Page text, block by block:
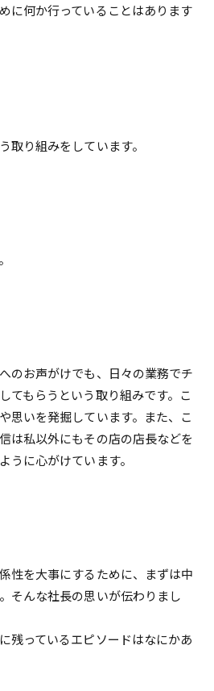
に何か行っていることはあります
取り組みをしています。
のお声がけでも、日々の業務でチ
てもらうという取り組みです。こ
思いを発掘しています。また、こ
は私以外にもその店の店長などを
うに心がけています。
性を大事にするために、まずは中
そんな社長の思いが伝わりまし
残っているエピソードはなにかあ